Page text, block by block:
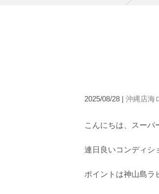
2025/08/28 | 沖縄店海
こんにちは、スーパ
連日良いコンディシ
ポイントは神山島ラ
当ツアーの手順と注意点
クジラを発見した場合は、その時の